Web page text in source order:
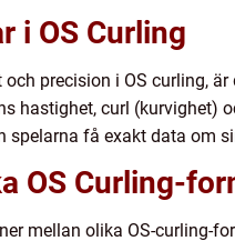
i OS Curling
precision i OS curling,
hastighet, curl (kurvighet)
spelarna få exakt data om
OS Curling-
mellan olika OS-curling-